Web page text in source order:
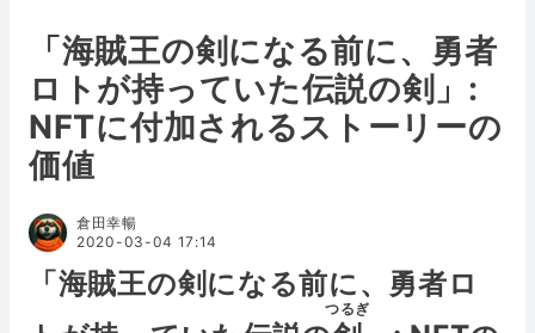
「海賊王の剣になる前に、勇者
ロトが持っていた伝説の剣」:
NFTに付加されるストーリーの
価値
倉田幸暢
2020-03-04 17:14
「海賊王の剣になる前に、勇者ロ
つるぎ